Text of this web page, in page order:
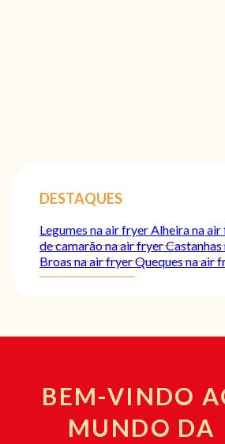
DESTAQUES
Legumes na air fryerAlheira na
de camarão na air fryer
Broas na air fryerQueques na air
BEM-VINDO
MUNDO DA